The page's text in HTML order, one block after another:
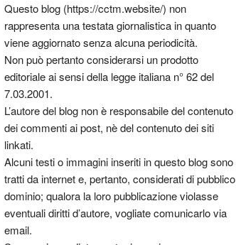
Questo blog (https://cctm.website/) non
rappresenta una testata giornalistica in quanto
viene aggiornato senza alcuna periodicità.
Non può pertanto considerarsi un prodotto
editoriale ai sensi della legge italiana n° 62 del
7.03.2001.
L’autore del blog non è responsabile del contenuto
dei commenti ai post, nè del contenuto dei siti
linkati.
Alcuni testi o immagini inseriti in questo blog sono
tratti da internet e, pertanto, considerati di pubblico
dominio; qualora la loro pubblicazione violasse
eventuali diritti d’autore, vogliate comunicarlo via
email.